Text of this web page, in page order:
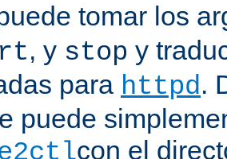
tomar los
, y stop y
para httpd.
puede
con el